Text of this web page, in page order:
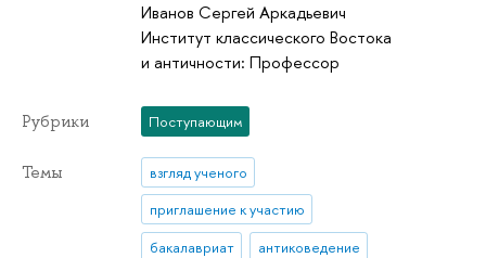
Иванов Сергей Аркадьевич
Институт классического Востока
и античности: Профессор
Рубрики Поступающим
Темы
взгляд ученого
приглашение к участию
бакалавриат
антиковедение